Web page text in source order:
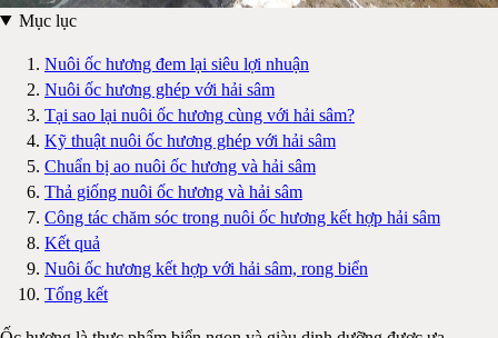
Mục lục
Nuôi ốc hương đem lại siêu lợi nhuận
Nuôi ốc hương ghép với hải sâm
Tại sao lại nuôi ốc hương cùng với hải sâm?
Kỹ thuật nuôi ốc hương ghép với hải sâm
Chuẩn bị ao nuôi ốc hương và hải sâm
Thả giống nuôi ốc hương và hải sâm
Công tác chăm sóc trong nuôi ốc hương kết hợp hải sâm
Kết quả
Nuôi ốc hương kết hợp với hải sâm, rong biển
Tổng kết